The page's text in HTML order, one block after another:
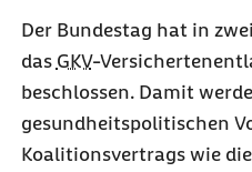
Der Bundestag hat in
das GKV-
beschlossen. Damit
gesundheitspolitischen
Koalitionsvertrags wie